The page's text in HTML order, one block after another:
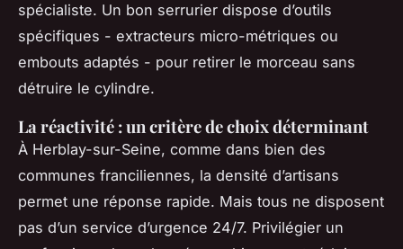
spécialiste. Un bon serrurier dispose d’outils
spécifiques - extracteurs micro-métriques ou
embouts adaptés - pour retirer le morceau sans
détruire le cylindre.
La réactivité : un critère de choix déterminant
À Herblay-sur-Seine, comme dans bien des
communes franciliennes, la densité d’artisans
permet une réponse rapide. Mais tous ne disposent
pas d’un service d’urgence 24/7. Privilégier un